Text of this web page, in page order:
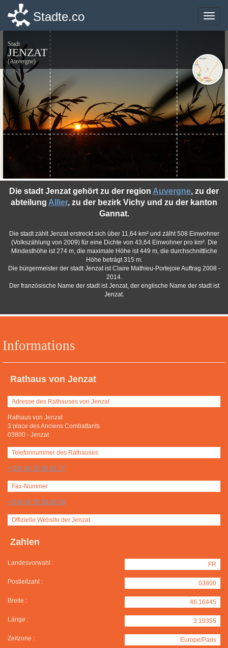
Toggle
Stadte.co
Stadt
JENZAT
(Auvergne)
Informations
Rathaus von Jenzat
Adresse des Rathauses von Jenzat
Rathaus von Jenzat
3 place des Anciens Combattants
03800 - Jenzat
Telefonnummer des Rathauses
+(33) 04 70 56 81 77
Fax-Nummer
+(33) 04 70 56 85 38
Offizielle Website der Jenzat
Zahlen
Landesvorwahl : FR
Postleitzahl : 03800
Breite : 46.16445
Länge : 3.19355
Zeitzone : Europe/Paris
Die stadt Jenzat gehört zu der region Auvergne, zu der
abteilung Allier, zu der bezirk Vichy und zu der kanton
Gannat.
Die stadt zählt Jenzat erstreckt sich über 11,64 km² und zälht 508 Einwohner
(Volkszählung von 2009) für eine Dichte von 43,64 Einwohner pro km². Die
Mindesthöhe ist 274 m, die maximale Höhe ist 449 m, die durchschnittliche
Höhe beträgt 315 m.
Die bürgermeister der stadt Jenzat ist Claire Mathieu-Portejoie Auftrag 2008 -
2014.
Der französische Name der stadt ist Jenzat, der englische Name der stadt ist
Jenzat.
Toggle
Stadte.co